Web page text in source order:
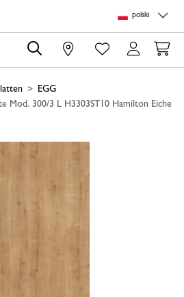
polski
0
EGG
Mod. 300/3 L H3303ST10 Hamilton Eiche